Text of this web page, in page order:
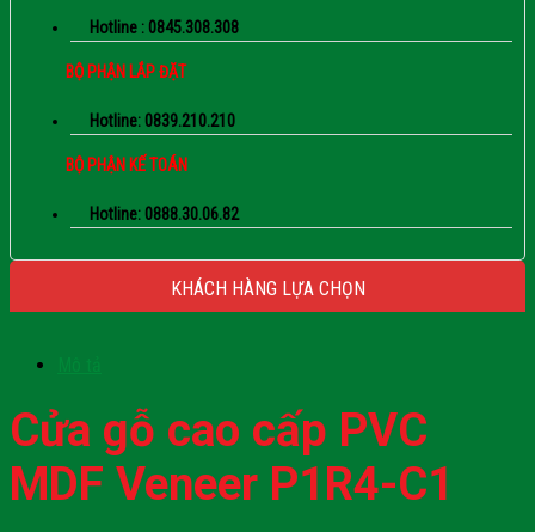
Hotline : 0845.308.308
BỘ PHẬN LẮP ĐẶT
Hotline: 0839.210.210
BỘ PHẬN KẾ TOÁN
Hotline: 0888.30.06.82
KHÁCH HÀNG LỰA CHỌN
Cửa gỗ cao cấp PVC
MDF Veneer P1R4-C1